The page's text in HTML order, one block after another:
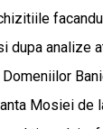
dupa analize
Mosiei de